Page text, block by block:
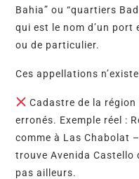
Bahia” ou “quartiers
qui est le nom d’un port
ou de particulier.
Ces appellations
Cadastre de la
erronés. Exemple réel :
comme à Las Chabolat
trouve Avenida Castello
pas ailleurs.